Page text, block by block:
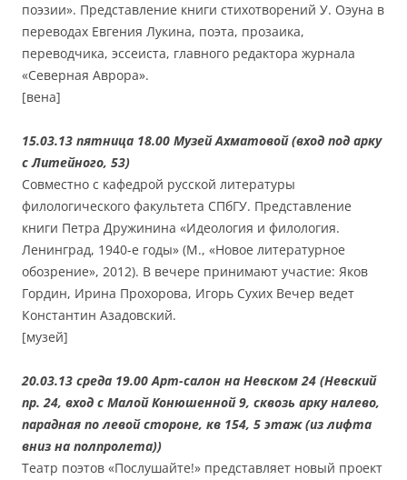
поэзии». Представление книги стихотворений У. Оэуна в
переводах Евгения Лукина, поэта, прозаика,
переводчика, эссеиста, главного редактора журнала
«Северная Аврора».
[вена]
15.03.13 пятница 18.00 Музей Ахматовой (вход под арку
с Литейного, 53)
Совместно с кафедрой русской литературы
филологического факультета СПбГУ. Представление
книги Петра Дружинина «Идеология и филология.
Ленинград, 1940-е годы» (М., «Новое литературное
обозрение», 2012). В вечере принимают участие: Яков
Гордин, Ирина Прохорова, Игорь Сухих Вечер ведет
Константин Азадовский.
[музей]
20.03.13 среда 19.00 Арт-салон на Невском 24 (Невский
пр. 24, вход с Малой Конюшенной 9, сквозь арку налево,
парадная по левой стороне, кв 154, 5 этаж (из лифта
вниз на полпролета))
Театр поэтов «Послушайте!» представляет новый проект